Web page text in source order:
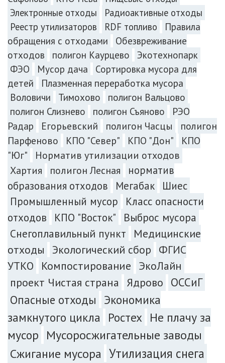
Электронные отходы
Радиоактивные отходы
Реестр утилизаторов
RDF топливо
Правила
обращения с отходами
Обезвреживание
отходов
полигон Каурцево
Экотехнопарк
ФЭО
Мусор дача
Сортировка мусора для
детей
Плазменная переработка мусора
Воловичи
Тимохово
полигон Вальцово
полигон Слизнево
полигон Съяново
РЭО
Радар
Егорьевский полигон Часцы
полигон
Парфеново
КПО "Север" КПО "Дон"
КПО
"Юг"
Норматив утилизации отходов
Хартия
полигон Лесная
норматив
образования отходов
Мегабак
Шиес
Промышленный мусор
Класс опасности
отходов
КПО "Восток"
Выброс мусора
Снегоплавильный пункт
Медицинские
отходы
Экологический сбор
ФГИС
УТКО
Компостирование
ЭкоЛайн
проект Чистая страна
Ядрово
ОССиГ
Опасные отходы
Экономика
замкнутого цикла
Ростех Не плачу за
мусор Мусоросжигательные заводы
Сжигание мусора Утилизация снега